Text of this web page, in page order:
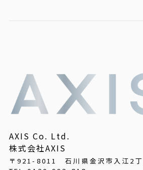
AXIS Co. Ltd.
株式会社AXIS
〒921-8011 石川県金沢市入江2